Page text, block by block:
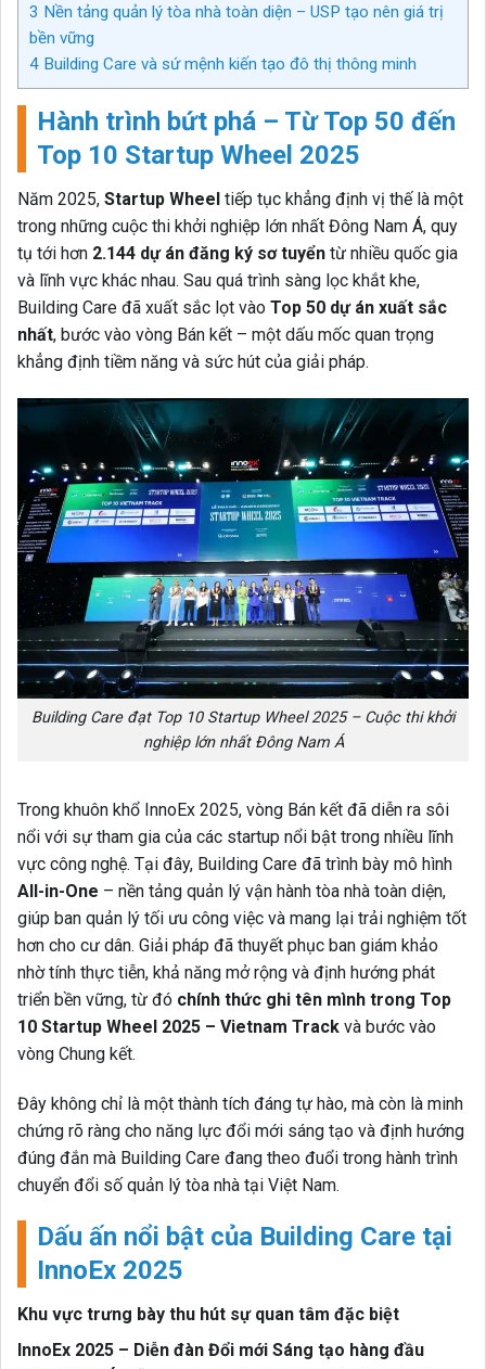
3 Nền tảng quản lý tòa nhà toàn diện – USP tạo nên giá trị
bền vững
4 Building Care và sứ mệnh kiến tạo đô thị thông minh
Hành trình bứt phá – Từ Top 50 đến
Top 10 Startup Wheel 2025
Năm 2025, Startup Wheel tiếp tục khẳng định vị thế là một
trong những cuộc thi khởi nghiệp lớn nhất Đông Nam Á, quy
tụ tới hơn 2.144 dự án đăng ký sơ tuyển từ nhiều quốc gia
và lĩnh vực khác nhau. Sau quá trình sàng lọc khắt khe,
Building Care đã xuất sắc lọt vào Top 50 dự án xuất sắc
nhất, bước vào vòng Bán kết – một dấu mốc quan trọng
khẳng định tiềm năng và sức hút của giải pháp.
Building Care đạt Top 10 Startup Wheel 2025 – Cuộc thi khởi
nghiệp lớn nhất Đông Nam Á
Trong khuôn khổ InnoEx 2025, vòng Bán kết đã diễn ra sôi
nổi với sự tham gia của các startup nổi bật trong nhiều lĩnh
vực công nghệ. Tại đây, Building Care đã trình bày mô hình
All-in-One – nền tảng quản lý vận hành tòa nhà toàn diện,
giúp ban quản lý tối ưu công việc và mang lại trải nghiệm tốt
hơn cho cư dân. Giải pháp đã thuyết phục ban giám khảo
nhờ tính thực tiễn, khả năng mở rộng và định hướng phát
triển bền vững, từ đó chính thức ghi tên mình trong Top
10 Startup Wheel 2025 – Vietnam Track và bước vào
vòng Chung kết.
Đây không chỉ là một thành tích đáng tự hào, mà còn là minh
chứng rõ ràng cho năng lực đổi mới sáng tạo và định hướng
đúng đắn mà Building Care đang theo đuổi trong hành trình
chuyển đổi số quản lý tòa nhà tại Việt Nam.
Dấu ấn nổi bật của Building Care tại
InnoEx 2025
Khu vực trưng bày thu hút sự quan tâm đặc biệt
InnoEx 2025 – Diễn đàn Đổi mới Sáng tạo hàng đầu